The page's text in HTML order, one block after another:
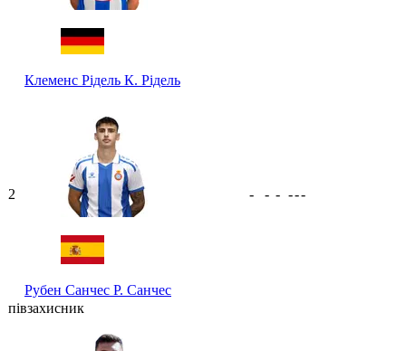
Клеменс Рідель К. Рідель
2
Рубен Санчес Р. Санчес
- - - ---
півзахисник